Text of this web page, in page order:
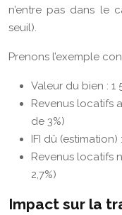
n’entre pas dans le
seuil).
Prenons l’exemple
Valeur du bien : 1
Revenus locatifs
de 3%)
IFI dû (estimation)
Revenus locatifs
2,7%)
Impact sur la